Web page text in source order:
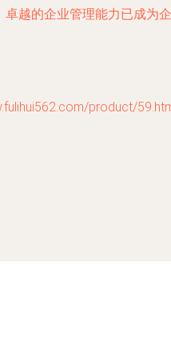
越的企业管理能力已成为企
product/